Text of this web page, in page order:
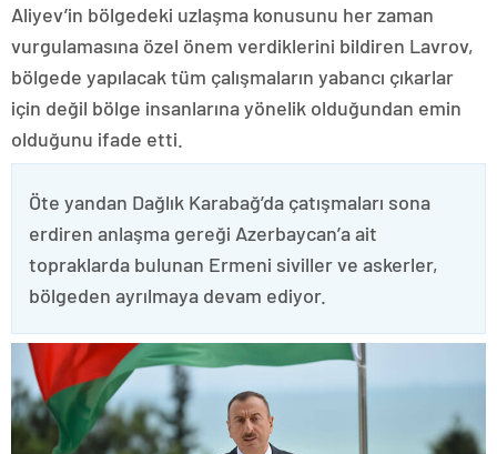
Aliyev’in bölgedeki uzlaşma konusunu her zaman
vurgulamasına özel önem verdiklerini bildiren Lavrov,
bölgede yapılacak tüm çalışmaların yabancı çıkarlar
için değil bölge insanlarına yönelik olduğundan emin
olduğunu ifade etti.
Öte yandan Dağlık Karabağ’da çatışmaları sona
erdiren anlaşma gereği Azerbaycan’a ait
topraklarda bulunan Ermeni siviller ve askerler,
bölgeden ayrılmaya devam ediyor.